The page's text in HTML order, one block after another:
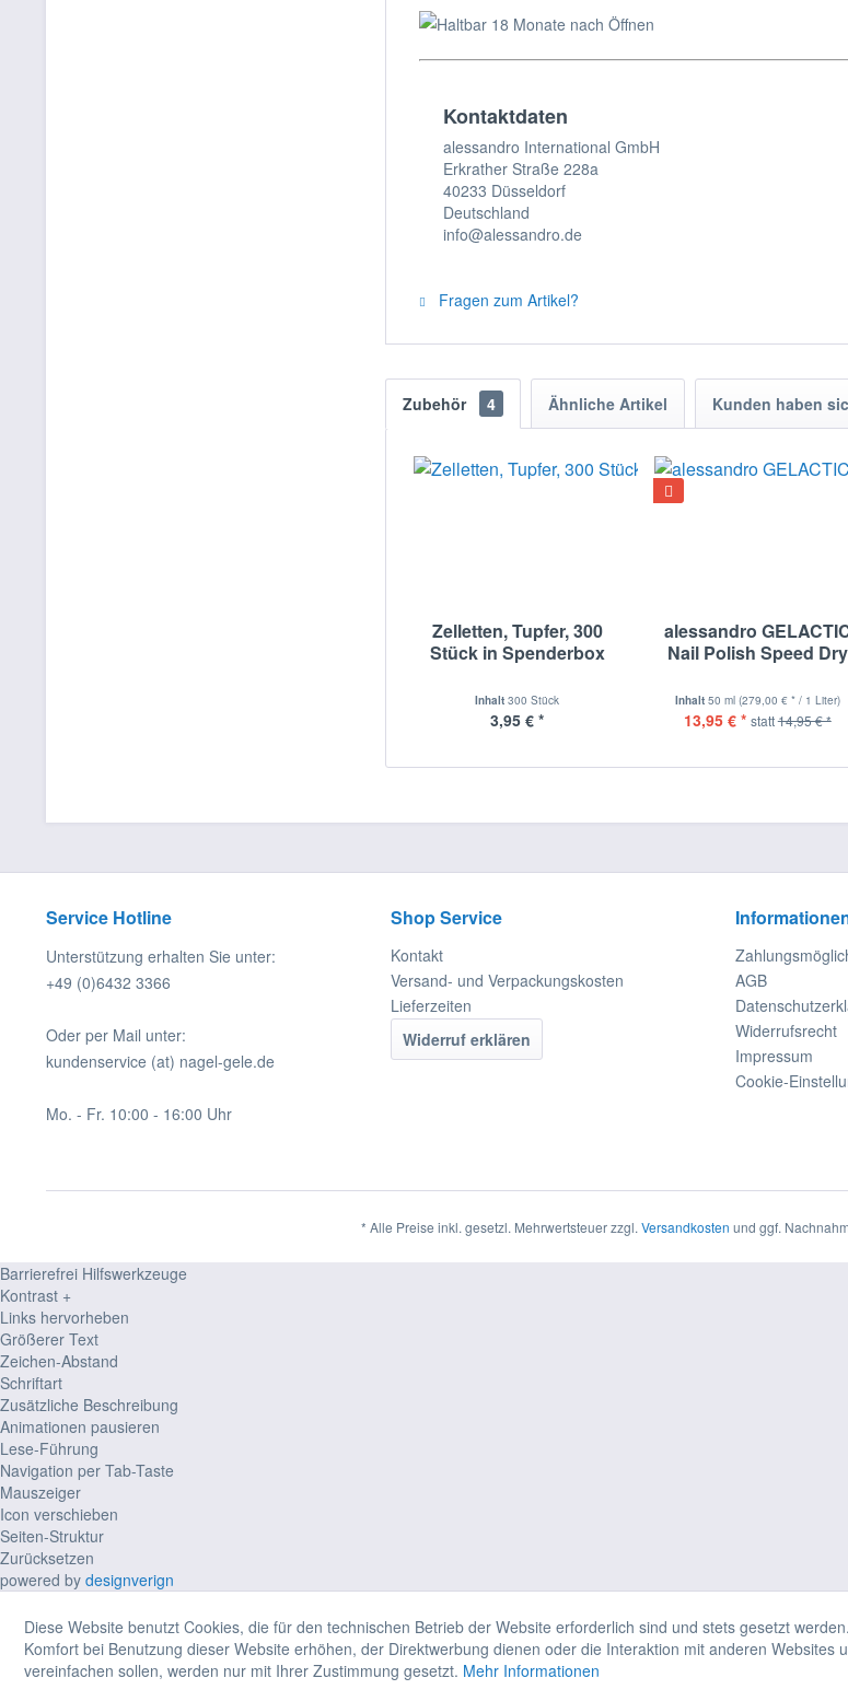
Kontaktdaten
alessandro International GmbH
Erkrather Straße 228a
40233 Düsseldorf
Deutschland
info@alessandro.de
Fragen zum Artikel?
Zubehör 4 Ähnliche Artikel Kunden haben
Zelletten, Tupfer, 300
Stück in Spenderbox
Inhalt300 Stück
3,95 € *
alessandro
Nail Polish Speed Dry
Inhalt 50 ml (279,00 € * / 1 Liter)
13,95 € * statt14,95 € *
Service Hotline
Unterstützung erhalten Sie unter:
+49 (0)6432 3366
Oder per Mail unter:
kundenservice (at) nagel-gele.de
Mo. - Fr. 10:00 - 16:00 Uhr
Shop Service
Kontakt
Versand- und Verpackungskosten
Lieferzeiten
Widerruf erklären
AGB
Widerrufsrecht
Impressum
Cookie-
* Alle Preise inkl. gesetzl. Mehrwertsteuer zzgl. Versandkosten und ggf.
Diese Website benutzt Cookies, die für den technischen Betrieb der Website erforderlich sind und stets gesetzt
Komfort bei Benutzung dieser Website erhöhen, der Direktwerbung dienen oder die Interaktion mit anderen Websites
vereinfachen sollen, werden nur mit Ihrer Zustimmung gesetzt. Mehr Informationen
Barrierefrei Hilfswerkzeuge
Kontrast +
Links hervorheben
Größerer Text
Zeichen-Abstand
Schriftart
Zusätzliche Beschreibung
Animationen pausieren
Lese-Führung
Navigation per Tab-Taste
Mauszeiger
Icon verschieben
Seiten-Struktur
Zurücksetzen
powered by designverign